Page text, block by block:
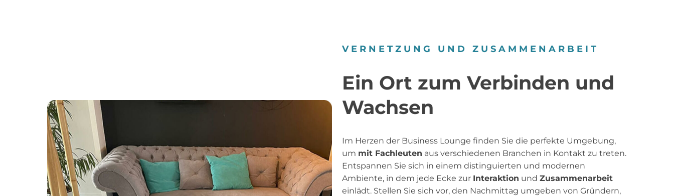
VERNETZUNG UND ZUSAMMENARBEIT
Ein Ort zum Verbinden und
Wachsen
Im Herzen der Business Lounge finden Sie die perfekte Umgebung,
um mit Fachleuten aus verschiedenen Branchen in Kontakt zu treten.
Entspannen Sie sich in einem distinguierten und modernen
Ambiente, in dem jede Ecke zur Interaktion und Zusammenarbeit
einlädt. Stellen Sie sich vor, den Nachmittag umgeben von Gründern,